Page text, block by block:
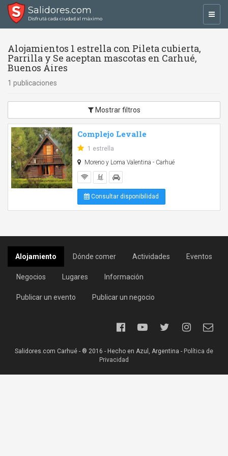
Salidores.com
Disfrutá cada ciudad al máximo
Alojamientos 1 estrella con Pileta cubierta,
Parrilla y Se aceptan mascotas en Carhué,
Buenos Aires
1 publicaciones
Mostrar filtros
Complejo Levalle
1 estrella
Moreno y Loma Valentina - Carhué
Consultar disponibilidad
Alojamiento Dónde comer Actividades Eventos
Negocios Lugares Información
Publicar un evento Publicar un negocio
Salidores.com Carhué - ® 2016 - Hecho en Azul, Argentina - Política de
Privacidad